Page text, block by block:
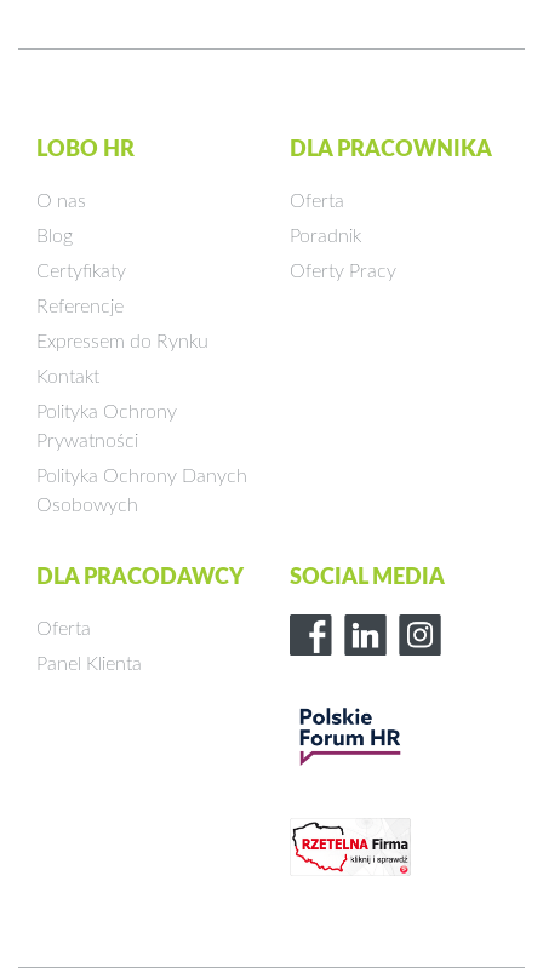
LOBO HR
O nas
Blog
Certyfikaty
Referencje
Expressem do Rynku
Kontakt
Polityka Ochrony
Prywatności
Polityka Ochrony Danych
Osobowych
DLA PRACOWNIKA
Oferta
Poradnik
Oferty Pracy
DLA PRACODAWCY
Oferta
Panel Klienta
SOCIAL MEDIA